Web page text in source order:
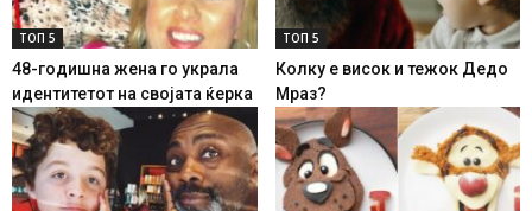
ТОП 5
48-годишна жена го украла
идентитетот на својата ќерка
ТОП 5
Колку е висок и тежок Дедо
Мраз?